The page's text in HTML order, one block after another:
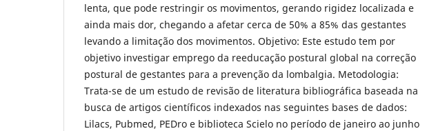
lenta, que pode restringir os movimentos, gerando rigidez localizada e
ainda mais dor, chegando a afetar cerca de 50% a 85% das gestantes
levando a limitação dos movimentos. Objetivo: Este estudo tem por
objetivo investigar emprego da reeducação postural global na correção
postural de gestantes para a prevenção da lombalgia. Metodologia:
Trata-se de um estudo de revisão de literatura bibliográfica baseada na
busca de artigos científicos indexados nas seguintes bases de dados:
Lilacs, Pubmed, PEDro e biblioteca Scielo no período de janeiro ao junho